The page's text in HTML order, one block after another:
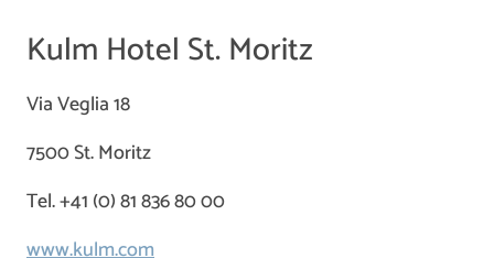
Kulm Hotel St. Moritz
Via Veglia 18
7500 St. Moritz
Tel. +41 (0) 81 836 80 00
www.kulm.com